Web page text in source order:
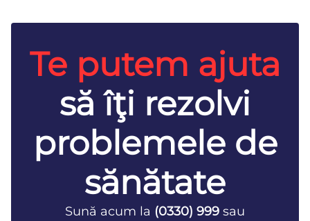
Te putem ajuta
să îţi rezolvi
problemele de
sănătate
Sună acum la (0330) 999 sau